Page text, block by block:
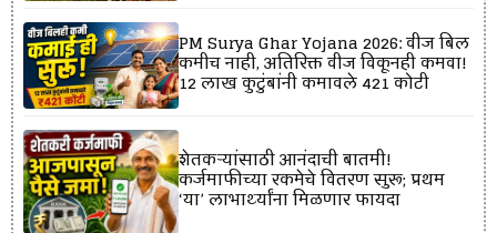
PM Surya Ghar Yojana 2026: वीज बिल
कमीच नाही, अतिरिक्त वीज विकूनही कमवा!
12 लाख कुटुंबांनी कमावले ₹421 कोटी
शेतकऱ्यांसाठी आनंदाची बातमी!
कर्जमाफीच्या रकमेचे वितरण सुरू; प्रथम
‘या’ लाभार्थ्यांना मिळणार फायदा